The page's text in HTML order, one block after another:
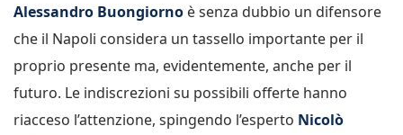
Alessandro Buongiorno è senza dubbio un difensore
che il Napoli considera un tassello importante per il
proprio presente ma, evidentemente, anche per il
futuro. Le indiscrezioni su possibili offerte hanno
riacceso l’attenzione, spingendo l’esperto Nicolò